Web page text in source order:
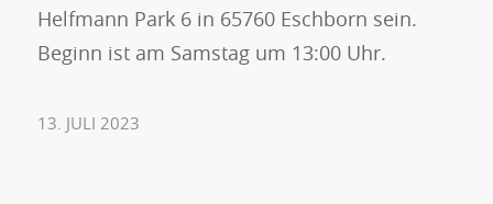
Helfmann Park 6 in 65760 Eschborn sein.
Beginn ist am Samstag um 13:00 Uhr.
13. JULI 2023